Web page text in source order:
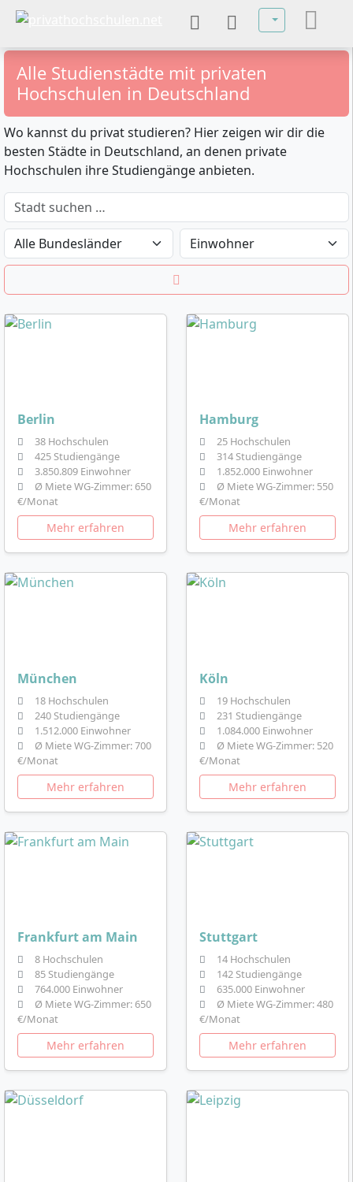
Sprache
Alle Studienstädte mit privaten
Hochschulen in Deutschland
Wo kannst du privat studieren? Hier zeigen wir dir die
besten Städte in Deutschland, an denen private
Hochschulen ihre Studiengänge anbieten.
Berlin
38 Hochschulen
425 Studiengänge
3.850.809 Einwohner
Ø Miete WG-Zimmer: 650
€/Monat
Mehr erfahren
Hamburg
25 Hochschulen
314 Studiengänge
1.852.000 Einwohner
Ø Miete WG-Zimmer: 550
€/Monat
Mehr erfahren
München
18 Hochschulen
240 Studiengänge
1.512.000 Einwohner
Ø Miete WG-Zimmer: 700
€/Monat
Mehr erfahren
Köln
19 Hochschulen
231 Studiengänge
1.084.000 Einwohner
Ø Miete WG-Zimmer: 520
€/Monat
Mehr erfahren
Frankfurt am Main
8 Hochschulen
85 Studiengänge
764.000 Einwohner
Ø Miete WG-Zimmer: 650
€/Monat
Mehr erfahren
Stuttgart
14 Hochschulen
142 Studiengänge
635.000 Einwohner
Ø Miete WG-Zimmer: 480
€/Monat
Mehr erfahren